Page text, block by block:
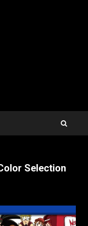
Selection